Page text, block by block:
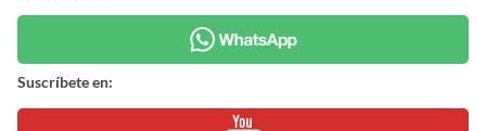
Suscríbete en: